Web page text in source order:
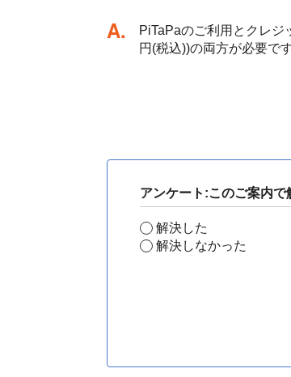
回答
PiTaPaのご利用とクレ
円(税込))の両方が必要です
アンケート:このご案内で
解決した
解決しなかった